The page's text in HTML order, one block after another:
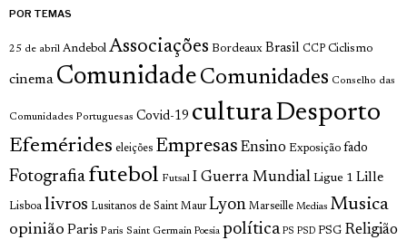
POR TEMAS
25 de abril Andebol Associações Bordeaux Brasil CCP Ciclismo
cinema Comunidade Comunidades Conselho das
Comunidades Portuguesas Covid-19 culturaDesporto
Efemérides eleições Empresas Ensino Exposição fado
Fotografia futebol Futsal I Guerra Mundial Ligue 1 Lille
Lisboa livros Lusitanos de Saint Maur Lyon Marseille Medias Musica
opinião Paris Paris Saint Germain Poesia política PS PSD PSG Religião